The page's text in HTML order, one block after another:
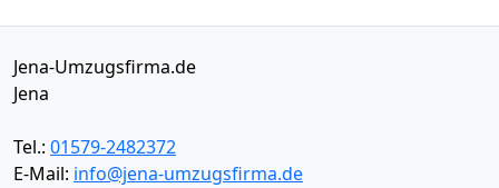
Jena-Umzugsfirma.de
Jena
Tel.: 01579-2482372
E-Mail: info@jena-umzugsfirma.de